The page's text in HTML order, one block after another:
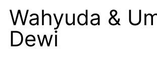
Wahyuda &
Dewi